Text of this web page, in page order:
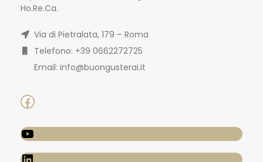
Ho.Re.Ca.
Via di Pietralata, 179 – Roma
Telefono: +39 0662272725
Email: info@buongusterai.it